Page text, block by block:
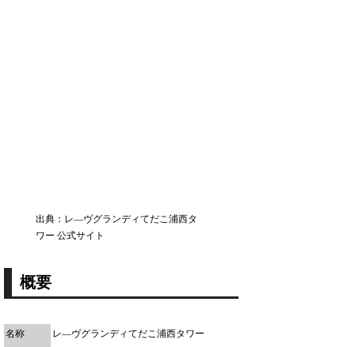
出典：レ―ヴグランディてだこ浦西タ
ワー 公式サイト
概要
名称
レ―ヴグランディてだこ浦西タワー